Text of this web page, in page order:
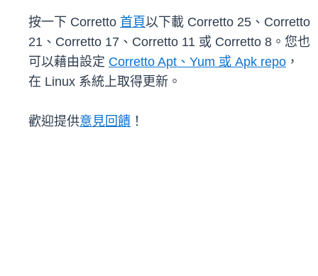
按一下 Corretto 首頁以下載 Corretto 25、Corretto
21、Corretto 17、Corretto 11 或 Corretto 8。您也
可以藉由設定 Corretto Apt、Yum 或 Apk repo ，
在 Linux 系統上取得更新。
歡迎提供意見回饋 ！